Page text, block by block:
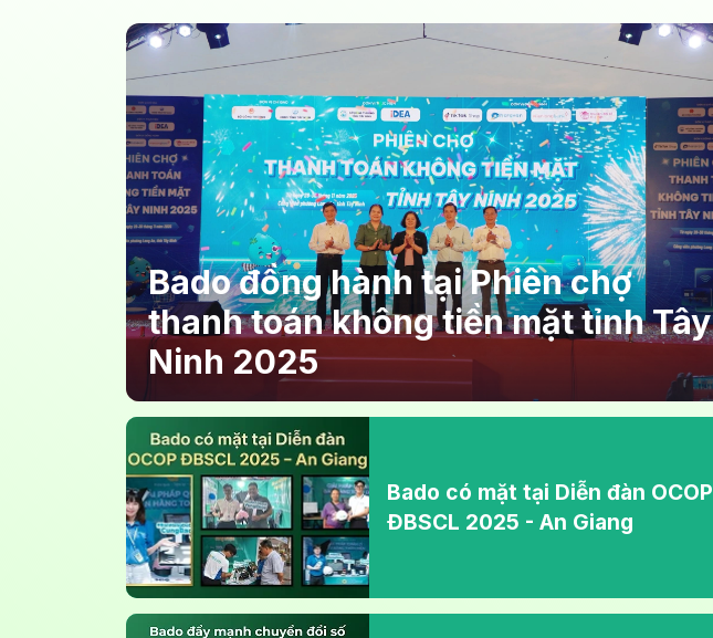
Bado đồng hành tại Phiên chợ
thanh toán không tiền mặt tỉnh Tây
Ninh 2025
Bado có mặt tại Diễn đàn OCOP
ĐBSCL 2025 - An Giang